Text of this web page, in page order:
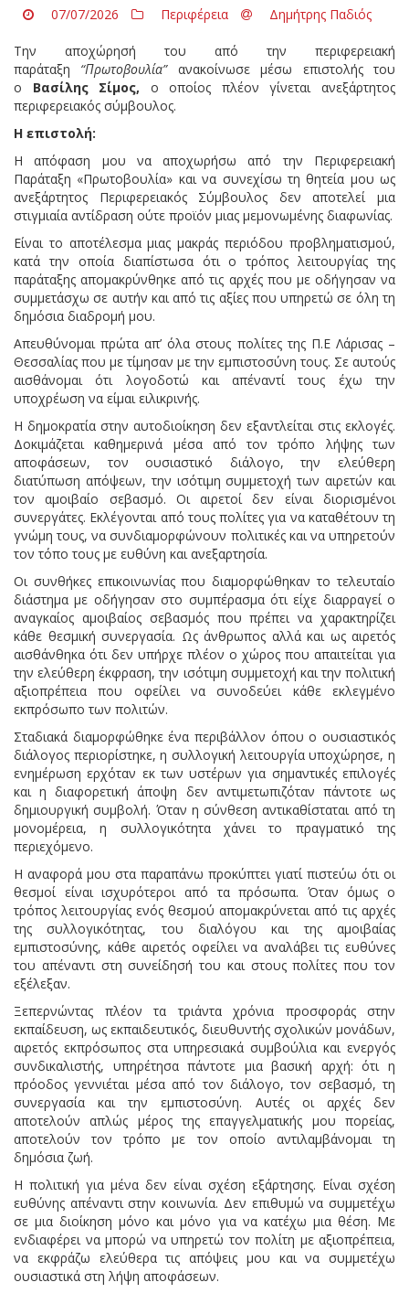
07/07/2026 Περιφέρεια Δημήτρης Παδιός
Την αποχώρησή του από την περιφερειακή
παράταξη “Πρωτοβουλία”ανακοίνωσε μέσω επιστολής του
ο Βασίλης Σίμος, ο οποίος πλέον γίνεται ανεξάρτητος
περιφερειακός σύμβουλος.
Η επιστολή:
Η απόφαση μου να αποχωρήσω από την Περιφερειακή
Παράταξη «Πρωτοβουλία» και να συνεχίσω τη θητεία μου ως
ανεξάρτητος Περιφερειακός Σύμβουλος δεν αποτελεί μια
στιγμιαία αντίδραση ούτε προϊόν μιας μεμονωμένης διαφωνίας.
Είναι το αποτέλεσμα μιας μακράς περιόδου προβληματισμού,
κατά την οποία διαπίστωσα ότι ο τρόπος λειτουργίας της
παράταξης απομακρύνθηκε από τις αρχές που με οδήγησαν να
συμμετάσχω σε αυτήν και από τις αξίες που υπηρετώ σε όλη τη
δημόσια διαδρομή μου.
Απευθύνομαι πρώτα απ’ όλα στους πολίτες της Π.Ε Λάρισας –
Θεσσαλίας που με τίμησαν με την εμπιστοσύνη τους. Σε αυτούς
αισθάνομαι ότι λογοδοτώ και απέναντί τους έχω την
υποχρέωση να είμαι ειλικρινής.
Η δημοκρατία στην αυτοδιοίκηση δεν εξαντλείται στις εκλογές.
Δοκιμάζεται καθημερινά μέσα από τον τρόπο λήψης των
αποφάσεων, τον ουσιαστικό διάλογο, την ελεύθερη
διατύπωση απόψεων, την ισότιμη συμμετοχή των αιρετών και
τον αμοιβαίο σεβασμό. Οι αιρετοί δεν είναι διορισμένοι
συνεργάτες. Εκλέγονται από τους πολίτες για να καταθέτουν τη
γνώμη τους, να συνδιαμορφώνουν πολιτικές και να υπηρετούν
τον τόπο τους με ευθύνη και ανεξαρτησία.
Οι συνθήκες επικοινωνίας που διαμορφώθηκαν το τελευταίο
διάστημα με οδήγησαν στο συμπέρασμα ότι είχε διαρραγεί ο
αναγκαίος αμοιβαίος σεβασμός που πρέπει να χαρακτηρίζει
κάθε θεσμική συνεργασία. Ως άνθρωπος αλλά και ως αιρετός
αισθάνθηκα ότι δεν υπήρχε πλέον ο χώρος που απαιτείται για
την ελεύθερη έκφραση, την ισότιμη συμμετοχή και την πολιτική
αξιοπρέπεια που οφείλει να συνοδεύει κάθε εκλεγμένο
εκπρόσωπο των πολιτών.
Σταδιακά διαμορφώθηκε ένα περιβάλλον όπου ο ουσιαστικός
διάλογος περιορίστηκε, η συλλογική λειτουργία υποχώρησε, η
ενημέρωση ερχόταν εκ των υστέρων για σημαντικές επιλογές
και η διαφορετική άποψη δεν αντιμετωπιζόταν πάντοτε ως
δημιουργική συμβολή. Όταν η σύνθεση αντικαθίσταται από τη
μονομέρεια, η συλλογικότητα χάνει το πραγματικό της
περιεχόμενο.
Η αναφορά μου στα παραπάνω προκύπτει γιατί πιστεύω ότι οι
θεσμοί είναι ισχυρότεροι από τα πρόσωπα. Όταν όμως ο
τρόπος λειτουργίας ενός θεσμού απομακρύνεται από τις αρχές
της συλλογικότητας, του διαλόγου και της αμοιβαίας
εμπιστοσύνης, κάθε αιρετός οφείλει να αναλάβει τις ευθύνες
του απέναντι στη συνείδησή του και στους πολίτες που τον
εξέλεξαν.
Ξεπερνώντας πλέον τα τριάντα χρόνια προσφοράς στην
εκπαίδευση, ως εκπαιδευτικός, διευθυντής σχολικών μονάδων,
αιρετός εκπρόσωπος στα υπηρεσιακά συμβούλια και ενεργός
συνδικαλιστής, υπηρέτησα πάντοτε μια βασική αρχή: ότι η
πρόοδος γεννιέται μέσα από τον διάλογο, τον σεβασμό, τη
συνεργασία και την εμπιστοσύνη. Αυτές οι αρχές δεν
αποτελούν απλώς μέρος της επαγγελματικής μου πορείας,
αποτελούν τον τρόπο με τον οποίο αντιλαμβάνομαι τη
δημόσια ζωή.
Η πολιτική για μένα δεν είναι σχέση εξάρτησης. Είναι σχέση
ευθύνης απέναντι στην κοινωνία. Δεν επιθυμώ να συμμετέχω
σε μια διοίκηση μόνο και μόνο για να κατέχω μια θέση. Με
ενδιαφέρει να μπορώ να υπηρετώ τον πολίτη με αξιοπρέπεια,
να εκφράζω ελεύθερα τις απόψεις μου και να συμμετέχω
ουσιαστικά στη λήψη αποφάσεων.